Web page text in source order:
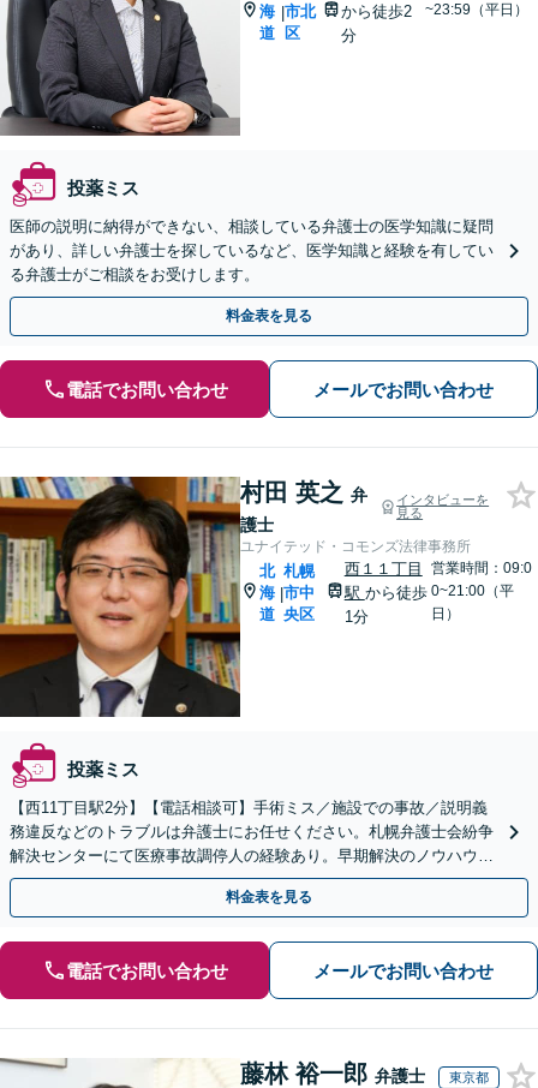
海
道
|市北
区
から徒歩2
分
~23:59（平日）
投薬ミス
医師の説明に納得ができない、相談している弁護士の医学知識に疑問
があり、詳しい弁護士を探しているなど、医学知識と経験を有してい
る弁護士がご相談をお受けします。
料金表を見る
電話でお問い合わせ メールでお問い合わせ
村田 英之 弁
護士
インタビューを
見る
ユナイテッド・コモンズ法律事務所
北
海
道
|
札幌
市中
央区
西１１丁目
駅 から徒歩
1分
営業時間：09:0
0~21:00（平
日）
投薬ミス
【西11丁目駅2分】【電話相談可】手術ミス／施設での事故／説明義
務違反などのトラブルは弁護士にお任せください。札幌弁護士会紛争
解決センターにて医療事故調停人の経験あり。早期解決のノウハウが
あります。【初回相談無料】
料金表を見る
電話でお問い合わせ メールでお問い合わせ
藤林 裕一郎 弁護士 東京都